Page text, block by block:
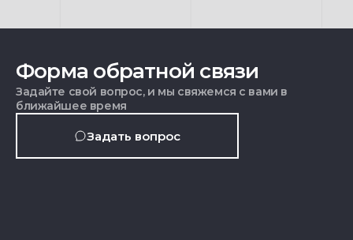
Форма обратной связи
Задайте свой вопрос, и мы свяжемся с вами в
ближайшее время
Задать вопрос